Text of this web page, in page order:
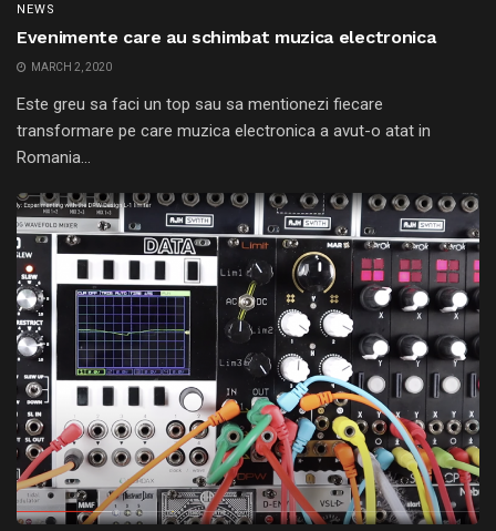
NEWS
Evenimente care au schimbat muzica electronica
MARCH 2, 2020
Este greu sa faci un top sau sa mentionezi fiecare
transformare pe care muzica electronica a avut-o atat in
Romania...